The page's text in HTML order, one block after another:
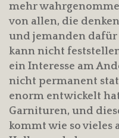
mehr
von allen, die
und jemanden
kann nicht
ein Interesse am
nicht permanent
enorm entwickelt
Garnituren, und
kommt wie so vieles